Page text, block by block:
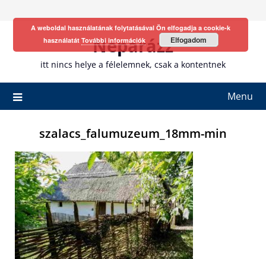
Neparázz
itt nincs helye a félelemnek, csak a kontentnek
Menu
szalacs_falumuzeum_18mm-min
A weboldal használatának folytatásával Ön elfogadja a cookie-k
használatát További információk Elfogadom